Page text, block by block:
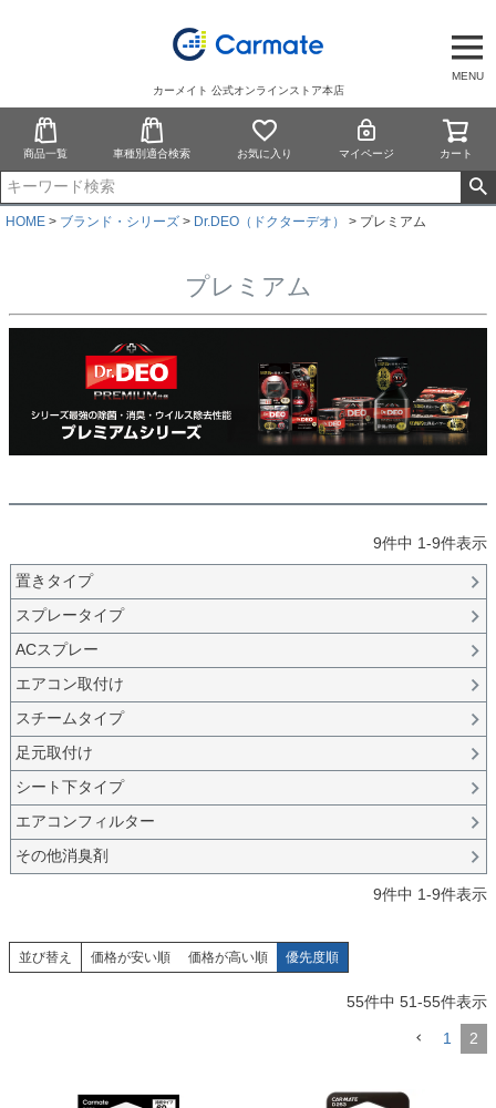
MENU
カーメイト 公式オンラインストア本店
商品一覧 車種別適合検索 お気に入り マイページ カート
HOME ブランド・シリーズ Dr.DEO（ドクターデオ） プレミアム
プレミアム
9件中 1-9件表示
置きタイプ
スプレータイプ
ACスプレー
エアコン取付け
スチームタイプ
足元取付け
シート下タイプ
エアコンフィルター
その他消臭剤
9件中 1-9件表示
並び替え 価格が安い順 価格が高い順 優先度順
55件中 51-55件表示
1 2